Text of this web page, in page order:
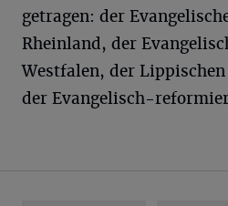
getragen: der
Rheinland, der
Westfalen, der
der Evangelisch-